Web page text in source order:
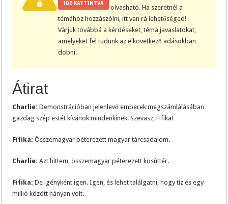
IDE KATTINTVA
olvasható. Ha szeretnél a
témához hozzászólni, itt van rá lehetőséged!
Várjuk továbbá a kérdéseket, téma javaslatokat,
amelyeket fel tudunk az elkövetkező adásokban
dobni.
Átirat
Charlie: Demonstrációban jelenlevő emberek megszámlálásában
gazdag szép estét kívánok mindenkinek. Szevasz, Fifika!
Fifika: Összemagyar péterezett magyar tárcsadalom.
Charlie: Azt hittem, összemagyar péterezett kosúttér.
Fifika: De igényként igen. Igen, és lehet találgatni, hogy tíz és egy
millió között hányan volt.